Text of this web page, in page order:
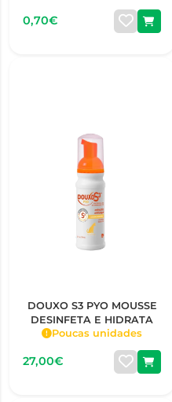
0,70€
DOUXO S3 PYO MOUSSE
DESINFETA E HIDRATA
Poucas unidades
27,00€